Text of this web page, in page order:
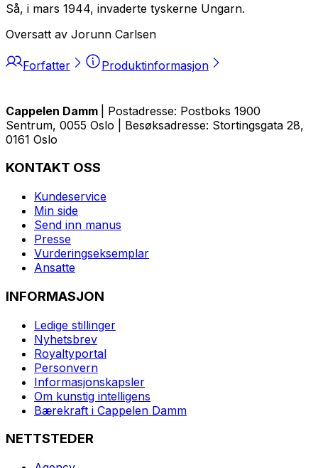
Så, i mars 1944, invaderte tyskerne Ungarn.
Oversatt av Jorunn Carlsen
Forfatter Produktinformasjon
Cappelen Damm
| Postadresse: Postboks 1900
Sentrum, 0055 Oslo | Besøksadresse: Stortingsgata 28,
0161 Oslo
KONTAKT OSS
Kundeservice
Min side
Send inn manus
Presse
Vurderingseksemplar
Ansatte
INFORMASJON
Ledige stillinger
Nyhetsbrev
Royaltyportal
Personvern
Informasjonskapsler
Om kunstig intelligens
Bærekraft i Cappelen Damm
NETTSTEDER